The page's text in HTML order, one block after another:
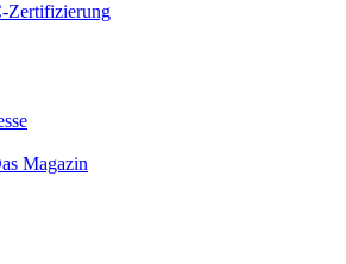
Zertifizierung
Magazin